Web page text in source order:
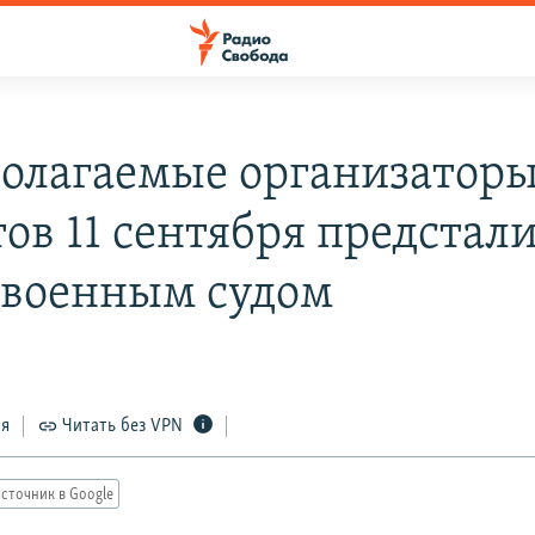
11 сентября
судом
Читать без VPN
в Google